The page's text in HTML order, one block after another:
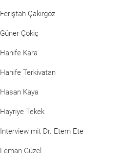
Feriştah Çakırgöz
Güner Çokiç
Hanife Kara
Hanife Terkivatan
Hasan Kaya
Hayriye Tekek
Interview mit Dr. Etem Ete
Leman Güzel